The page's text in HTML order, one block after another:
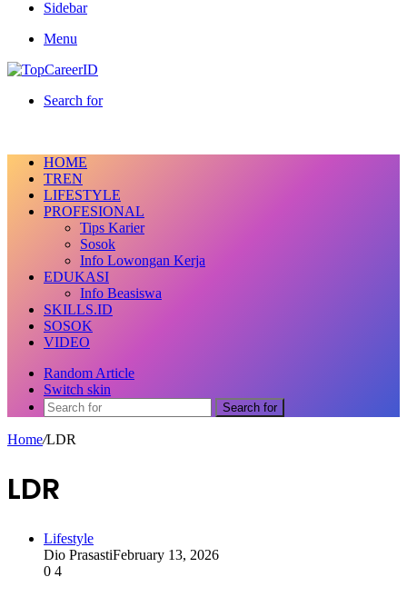
Sidebar
Menu
Search for
HOME
TREN
LIFESTYLE
PROFESIONAL
Tips Karier
Sosok
Info Lowongan Kerja
EDUKASI
Info Beasiswa
SKILLS.ID
SOSOK
VIDEO
Random Article
Switch skin
Search for
Home/LDR
LDR
Lifestyle
Dio PrasastiFebruary 13, 2026
0 4